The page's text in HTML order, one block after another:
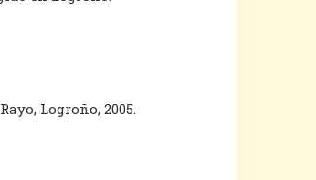
Logroño, 2005.